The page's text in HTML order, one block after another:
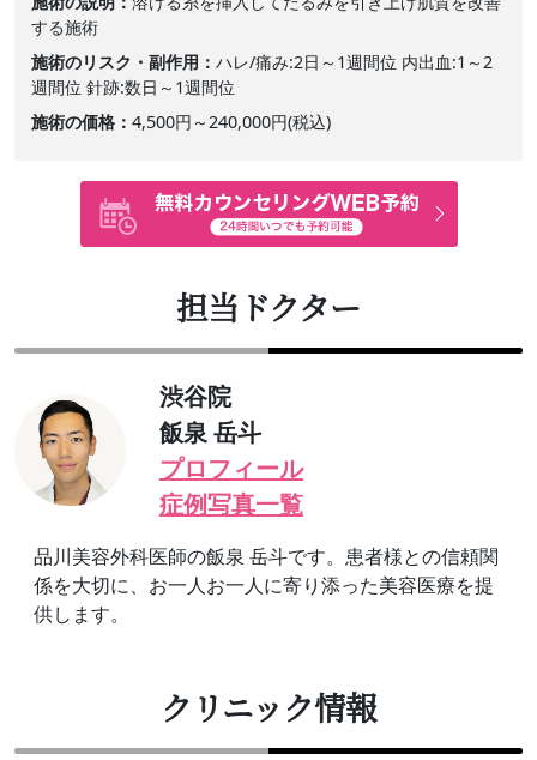
する施術
施術のリスク・副作用
ハレ/痛み:2日～1週間位 内出血:1～2
週間位 針跡:数日～1週間位
施術の価格
4,500円～240,000円(税込)
担当ドクター
渋谷院
飯泉 岳斗
プロフィール
症例写真一覧
品川美容外科医師の飯泉 岳斗です。患者様との信頼関
係を大切に、お一人お一人に寄り添った美容医療を提
供します。
クリニック情報